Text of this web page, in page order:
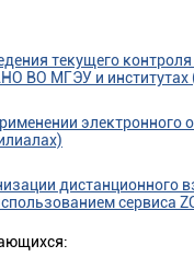
текущего
ВО МГЭУ и
дистанционного
сервиса